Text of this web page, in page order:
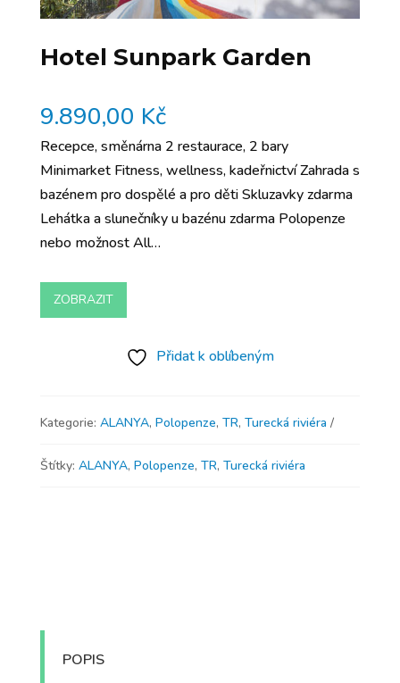
Hotel Sunpark Garden
9.890,00 Kč
Recepce, směnárna 2 restaurace, 2 bary
Minimarket Fitness, wellness, kadeřnictví Zahrada s
bazénem pro dospělé a pro děti Skluzavky zdarma
Lehátka a slunečníky u bazénu zdarma Polopenze
nebo možnost All…
ZOBRAZIT
Přidat k oblíbeným
Kategorie: ALANYA, Polopenze, TR, Turecká riviéra
Štítky: ALANYA, Polopenze, TR, Turecká riviéra
POPIS